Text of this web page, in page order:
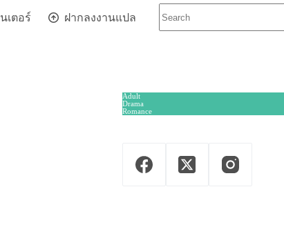
เตอร์ ฝากลงงานแปล
Adult
Drama
Romance